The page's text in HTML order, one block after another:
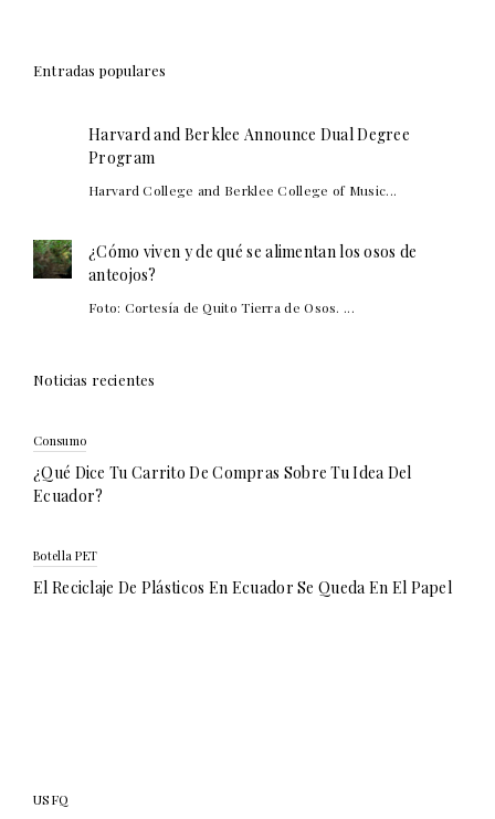
Entradas populares
Harvard and Berklee Announce Dual Degree
Program
Harvard College and Berklee College of Music...
¿Cómo viven y de qué se alimentan los osos de
anteojos?
Foto: Cortesía de Quito Tierra de Osos. ...
Noticias recientes
Consumo
¿Qué Dice Tu Carrito De Compras Sobre Tu Idea Del
Ecuador?
Botella PET
El Reciclaje De Plásticos En Ecuador Se Queda En El Papel
USFQ